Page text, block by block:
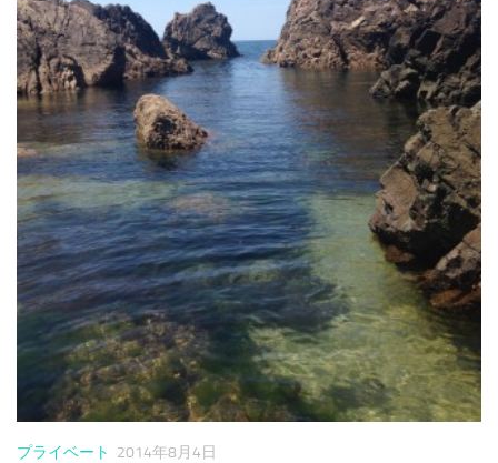
プライベート 2014年8月4日